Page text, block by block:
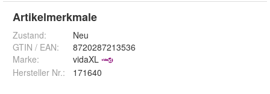
Artikelmerkmale
Zustand:
Neu
GTIN / EAN:
8720287213536
Marke:
vidaXL
Hersteller Nr.:
171640